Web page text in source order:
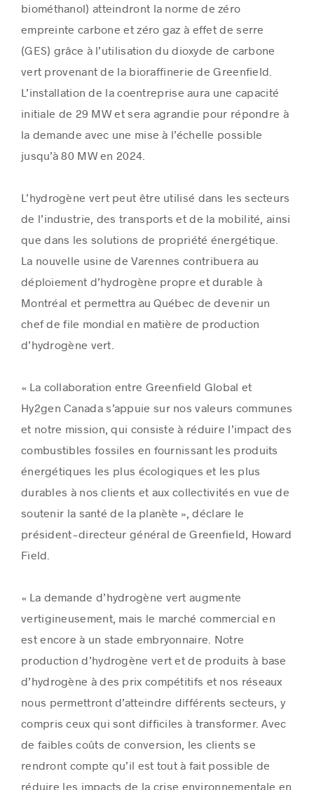
biométhanol) atteindront la norme de zéro
empreinte carbone et zéro gaz à effet de serre
(GES) grâce à l’utilisation du dioxyde de carbone
vert provenant de la bioraffinerie de Greenfield.
L’installation de la coentreprise aura une capacité
initiale de 29 MW et sera agrandie pour répondre à
la demande avec une mise à l’échelle possible
jusqu’à 80 MW en 2024.
L’hydrogène vert peut être utilisé dans les secteurs
de l’industrie, des transports et de la mobilité, ainsi
que dans les solutions de propriété énergétique.
La nouvelle usine deVarennes contribuera au
déploiement d’hydrogène propre et durable à
Montréal et permettra au Québec de devenir un
chef de file mondial en matière de production
d’hydrogène vert.
« La collaboration entre Greenfield Global et
Hy2genCanadas’appuie sur nos valeurs communes
et notre mission, qui consiste à réduire l’impact des
combustibles fossiles en fournissant les produits
énergétiques les plus écologiques et les plus
durables à nos clients et aux collectivités en vue de
soutenir la santé de la planète », déclare le
président-directeur général de Greenfield, Howard
Field
« La demande d’hydrogène vert augmente
vertigineusement, mais le marché commercial en
est encore à un stade embryonnaire. Notre
production d’hydrogène vert et de produits à base
d’hydrogène à des prix compétitifs et nos réseaux
nous permettront d’atteindre différents secteurs, y
compris ceux qui sont difficiles à transformer.Avec
de faibles coûts de conversion, les clients se
rendront compte qu’il est tout à fait possible de
réduire les impacts de la crise environnementale en